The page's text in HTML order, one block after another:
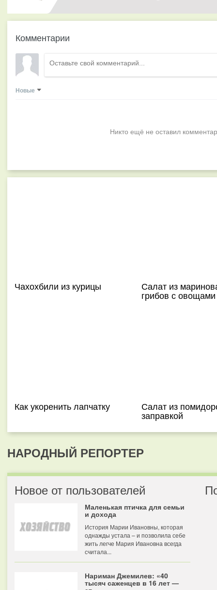
Комментарии
Новые
Никто ещё не оставил
Чахохбили из курицы Салат из
грибов с овощами
Как укоренить лапчатку Салат из
заправкой
НАРОДНЫЙ РЕПОРТЕР
Новое от пользователей
Маленькая птичка для семьи
и дохода
История Марии Ивановны, которая
однажды устала – и позволила себе
жить легче Мария Ивановна всегда
считала...
Нариман Джемилев: «40
тысяч саженцев в 16 лет —